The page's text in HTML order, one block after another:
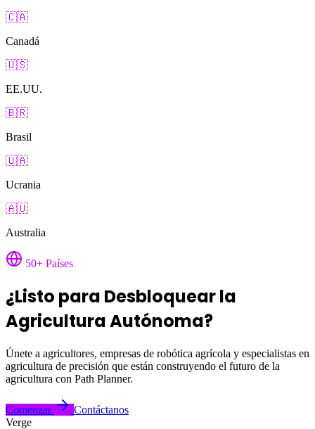
🇨🇦
Canadá
🇺🇸
EE.UU.
🇧🇷
Brasil
🇺🇦
Ucrania
🇦🇺
Australia
50+ Países
¿Listo para Desbloquear la
Agricultura Autónoma?
Únete a agricultores, empresas de robótica agrícola y especialistas en
agricultura de precisión que están construyendo el futuro de la
agricultura con Path Planner.
Comenzar
Contáctanos
Verge